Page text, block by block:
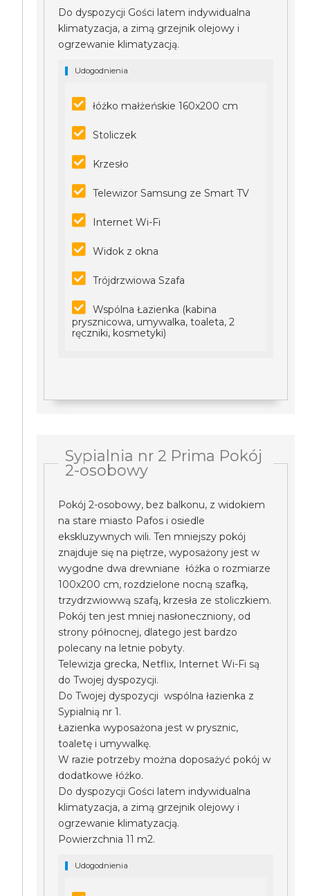
Do dyspozycji Gości latem indywidualna
klimatyzacja, a zimą grzejnik olejowy i
ogrzewanie klimatyzacją.
Udogodnienia
łóżko małżeńskie 160x200 cm
Stoliczek
Krzesło
Telewizor Samsung ze Smart TV
Internet Wi-Fi
Widok z okna
Trójdrzwiowa Szafa
Wspólna Łazienka (kabina
prysznicowa, umywalka, toaleta, 2
ręczniki, kosmetyki)
Sypialnia nr 2 Prima Pokój
2-osobowy
Pokój 2-osobowy, bez balkonu, z widokiem
na stare miasto Pafos i osiedle
ekskluzywnych wili. Ten mniejszy pokój
znajduje się na piętrze, wyposażony jest w
wygodne dwa drewniane łóżka o rozmiarze
100x200 cm, rozdzielone nocną szafką,
trzydrzwiowwą szafą, krzesła ze stoliczkiem.
Pokój ten jest mniej nasłoneczniony, od
strony północnej, dlatego jest bardzo
polecany na letnie pobyty.
Telewizja grecka, Netflix, Internet Wi-Fi są
do Twojej dyspozycji.
Do Twojej dyspozycji wspólna łazienka z
Sypialnią nr 1.
Łazienka wyposażona jest w prysznic,
toaletę i umywalkę.
W razie potrzeby można doposażyć pokój w
dodatkowe łóżko.
Do dyspozycji Gości latem indywidualna
klimatyzacja, a zimą grzejnik olejowy i
ogrzewanie klimatyzacją.
Powierzchnia 11 m2.
Udogodnienia